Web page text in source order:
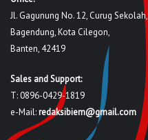
Jl. Gagunung No. 12, Curug Sekolah,
Bagendung, Kota Cilegon,
Banten, 42419
Sales and Support:
T: 0896-0429-1819
e-Mail:redaksibiem@gmail.com